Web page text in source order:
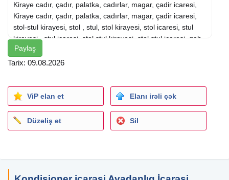
Kiraye cadır, çadır, palatka, cadırlar, magar, çadir icaresi,
Kiraye cadır, çadır, palatka, cadırlar, magar, çadir icaresi,
stol-stul kirayesi, stol , stul, stol kirayesi, stol icaresi, stul
kirayesi , stul icaresi, stol stul kirayesi, stol stul icaresi, qab,
qab qasiq, qab qasiğ, qab kirayesi, qab icaresi, qab qasiğ
kirayesi , qab qasiğ icaresi, qab qasiq kirayesi, palatka
kansaner kirayesi)
Paylaş
Tarix: 09.08.2026
ViP elan et Elanı irəli çək
Düzəliş et Sil